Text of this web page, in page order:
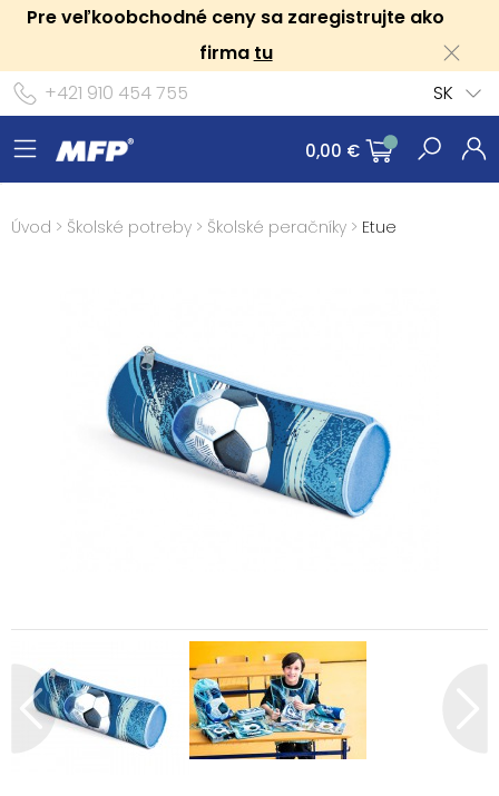
Pre veľkoobchodné ceny sa zaregistrujte ako
firma tu
+421 910 454 755
SK
0,00 €
Úvod > Školské potreby > Školské peračníky > Etue